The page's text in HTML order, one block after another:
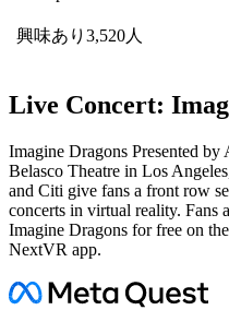
興味あり3,520人
Live Concert:
Imagine Dragons Presented
Belasco Theatre in Los
and Citi give fans a front row
concerts in virtual reality. Fans
Imagine Dragons for free on
NextVR app.